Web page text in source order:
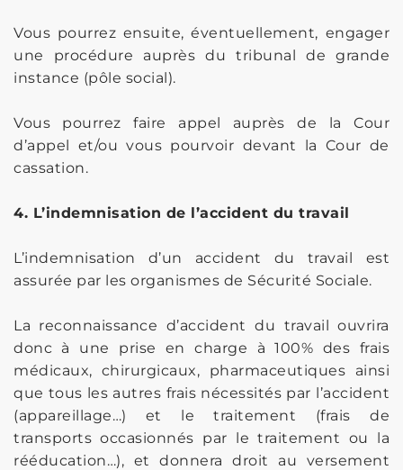
Vous pourrez ensuite, éventuellement, engager
une procédure auprès du tribunal de grande
instance (pôle social).
Vous pourrez faire appel auprès de la Cour
d’appel et/ou vous pourvoir devant la Cour de
cassation.
4. L’indemnisation de l’accident du travail
L’indemnisation d’un accident du travail est
assurée par les organismes de Sécurité Sociale.
La reconnaissance d’accident du travail ouvrira
donc à une prise en charge à 100% des frais
médicaux, chirurgicaux, pharmaceutiques ainsi
que tous les autres frais nécessités par l’accident
(appareillage…) et le traitement (frais de
transports occasionnés par le traitement ou la
rééducation…), et donnera droit au versement